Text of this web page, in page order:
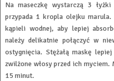
Na maseczkę wystarczą 3
przypada 1 kropla olejku
kąpieli wodnej, aby lepiej
należy delikatnie połączyć w
ostygnięcia. Stężałą maskę
zwilżone włosy przed ich myciem.
15 minut.